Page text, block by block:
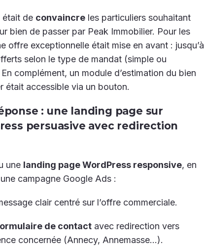
était de convaincreles particuliers souhaitant
bien de passer par Peak Immobilier. Pour les
offre exceptionnelle était mise en avant : jusqu’à
selon le type de mandat (simple ou
complément, un module d’estimation du bien
était accessible via un bouton.
: une landing page sur
persuasive avec redirection
une landing page WordPress responsive, en
campagne Google Ads :
clair centré sur l’offre commerciale.
de contactavec redirection vers
concernée (Annecy, Annemasse…).